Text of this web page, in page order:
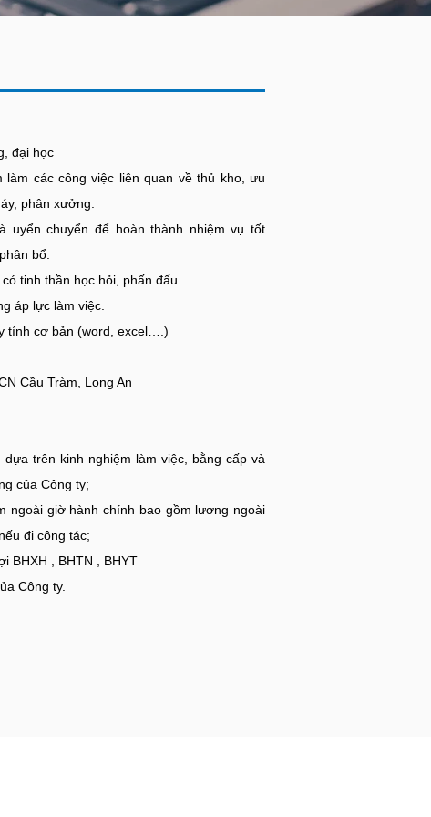
đại học
làm các công việc liên quan về thủ kho, ưu
phân xưởng.
uyển chuyển để hoàn thành nhiệm vụ tốt
bổ.
tinh thần học hỏi, phấn đấu.
áp lực làm việc.
tính cơ bản (word, excel….)
Cầu Tràm, Long An
trên kinh nghiệm làm việc, bằng cấp và
của Công ty;
ngoài giờ hành chính bao gồm lương ngoài
đi công tác;
BHXH , BHTN , BHYT
Công ty.